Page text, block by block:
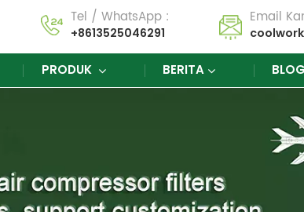
Tel / WhatsApp :
+8613525046291
Email
PRODUK BERITA BLOG